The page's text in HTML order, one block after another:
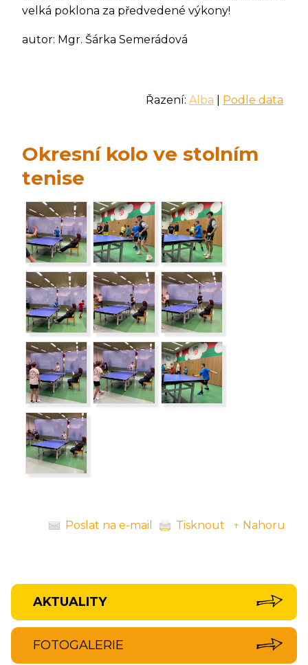
velká poklona za předvedené výkony!
autor: Mgr. Šárka Semerádová
Řazení: Alba Podle data
Okresní kolo ve stolním
tenise
Poslat na e-mail Tisknout ↑ Nahoru
AKTUALITY
FOTOGALERIE